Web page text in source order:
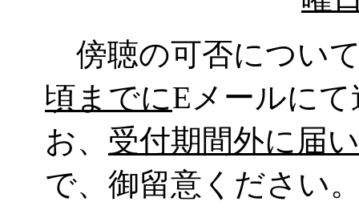
傍聴の可否につい
頃までにEメールに
お、 受付期間外に届
で、御留意ください